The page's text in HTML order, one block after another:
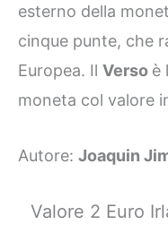
esterno della
cinque punte, che
Europea. Il Verso è
moneta col valore
Autore: Joaquin
Valore 2 Euro